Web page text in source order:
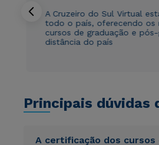
A Cruzeiro do Sul Virtual
todo o país, oferecendo os
cursos de graduação e
distância do país
Principais dúvidas
A certificação dos cursos